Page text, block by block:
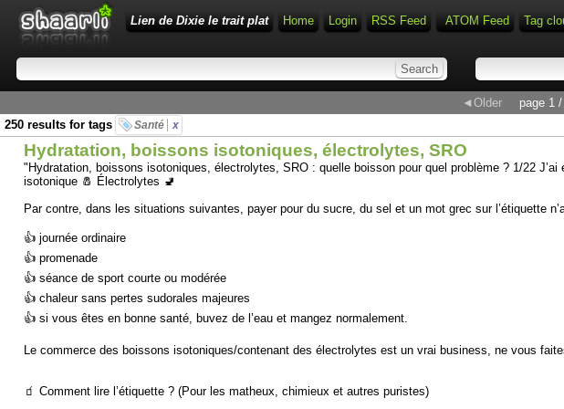
Lien de Dixie le trait plat Home Login RSS Feed ATOM Feed Tag
◄Older
page 1
250 results for tags
Santé x
Hydratation, boissons isotoniques, électrolytes, SRO
"Hydratation, boissons isotoniques, électrolytes, SRO : quelle boisson pour quel problème ? 1/22
isotonique 🧂 Électrolytes 🚽
Par contre, dans les situations suivantes, payer pour du sucre, du sel et un mot grec sur l’étiquette
👍 journée ordinaire
👍 promenade
👍 séance de sport courte ou modérée
👍 chaleur sans pertes sudorales majeures
👍 si vous êtes en bonne santé, buvez de l’eau et mangez normalement.
Le commerce des boissons isotoniques/contenant des électrolytes est un vrai business, ne vous
🧃 Comment lire l’étiquette ? (Pour les matheux, chimieux et autres puristes)